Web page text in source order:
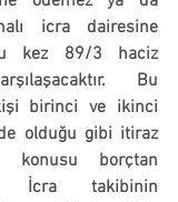
icra dairesine
kez 89/3 haciz
Bu
birinci ve ikinci
olduğu gibi itiraz
konusu borçtan
İcra takibinin